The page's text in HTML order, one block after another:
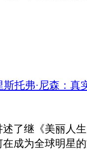
托弗·尼森：真
了继《美丽人生
成为全球明星